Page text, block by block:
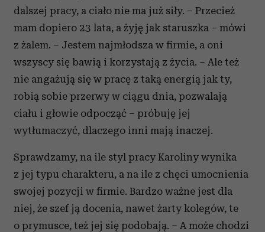
dalszej pracy, a ciało nie ma już siły. – Przecież
mam dopiero 23 lata, a żyję jak staruszka – mówi
z żalem. – Jestem najmłodsza w firmie, a oni
wszyscy się bawią i korzystają z życia. – Ale też
nie angażują się w pracę z taką energią jak ty,
robią sobie przerwy w ciągu dnia, pozwalają
ciału i głowie odpocząć – próbuję jej
wytłumaczyć, dlaczego inni mają inaczej.
Sprawdzamy, na ile styl pracy Karoliny wynika
z jej typu charakteru, a na ile z chęci umocnienia
swojej pozycji w firmie. Bardzo ważne jest dla
niej, że szef ją docenia, nawet żarty kolegów, te
o prymusce, też jej się podobają. – A może chodzi